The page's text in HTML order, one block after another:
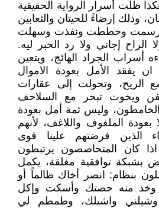
ظلت أسرار الرواية الحقيقية
وذلك إرضاءً للحيتان والثعابين
رسمت وخططت ونفذت وسهلت
إجاني ولا رد الخبر ليه.
أسراب الجراد الهائج، ويتعين
يفقد الأمل بعودة الاموال
مع الريح، وتحولت إلى عقارات
ويخوت تبحر مع السلاحف
الخامطون، وليس ثمة أمل بعودة
الملغوف واللاغف، لأنهم
الذين فرضتهم علينا قوى
كان المتحاصصون يرتبطون
بشبكة توافقية مغلقة، يكمل
بنظام: انصر أخاك ظالماً أو
وخذ منه حصتك وأسكت وإكل
واشيلك، وطمطم لي